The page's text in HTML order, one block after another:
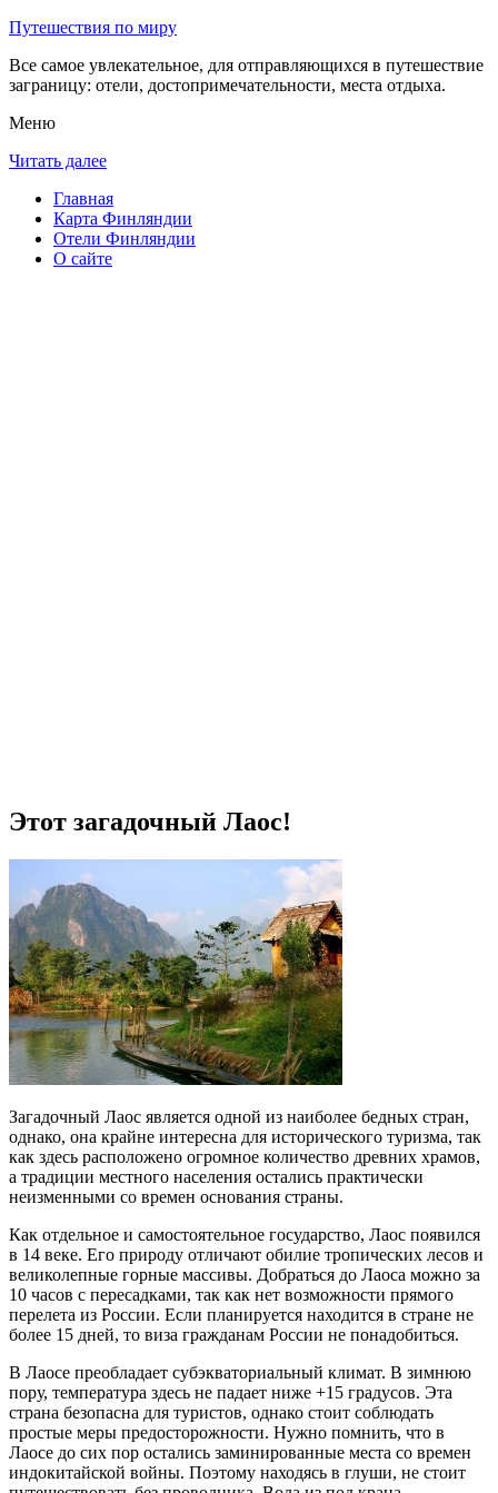
Путешествия по миру
Все самое увлекательное, для отправляющихся в путешествие
заграницу: отели, достопримечательности, места отдыха.
Меню
Читать далее
Главная
Карта Финляндии
Отели Финляндии
О сайте
Этот загадочный Лаос!
Загадочный Лаос является одной из наиболее бедных стран,
однако, она крайне интересна для исторического туризма, так
как здесь расположено огромное количество древних храмов,
а традиции местного населения остались практически
неизменными со времен основания страны.
Как отдельное и самостоятельное государство, Лаос появился
в 14 веке. Его природу отличают обилие тропических лесов и
великолепные горные массивы. Добраться до Лаоса можно за
10 часов с пересадками, так как нет возможности прямого
перелета из России. Если планируется находится в стране не
более 15 дней, то виза гражданам России не понадобиться.
В Лаосе преобладает субэкваториальный климат. В зимнюю
пору, температура здесь не падает ниже +15 градусов. Эта
страна безопасна для туристов, однако стоит соблюдать
простые меры предосторожности. Нужно помнить, что в
Лаосе до сих пор остались заминированные места со времен
индокитайской войны. Поэтому находясь в глуши, не стоит